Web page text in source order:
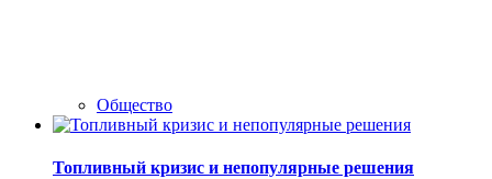
Общество
Топливный кризис и непопулярные решения